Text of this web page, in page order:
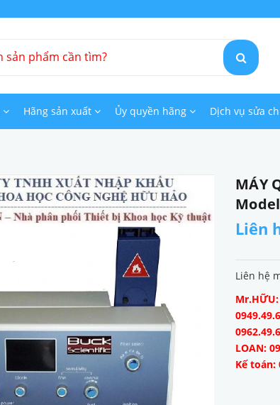
Hãng sản xuất Ủy quyền hãng Dịch vụ sửa
MÁY
Liên
Liên hệ
LOAN:
Kế toán: